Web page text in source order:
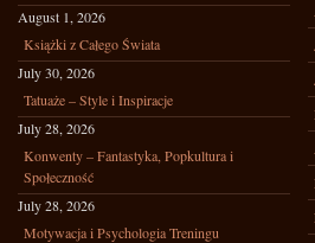
August 1, 2026
Książki z Całego Świata
July 30, 2026
Tatuaże – Style i Inspiracje
July 28, 2026
Konwenty – Fantastyka, Popkultura i
Społeczność
July 28, 2026
Motywacja i Psychologia Treningu